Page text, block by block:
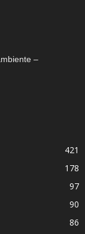
–
421
178
97
90
86